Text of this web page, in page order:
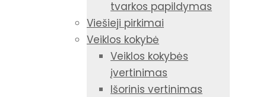
tvarkos papildymas
Viešieji pirkimai
Veiklos kokybė
Veiklos kokybės
įvertinimas
Išorinis vertinimas